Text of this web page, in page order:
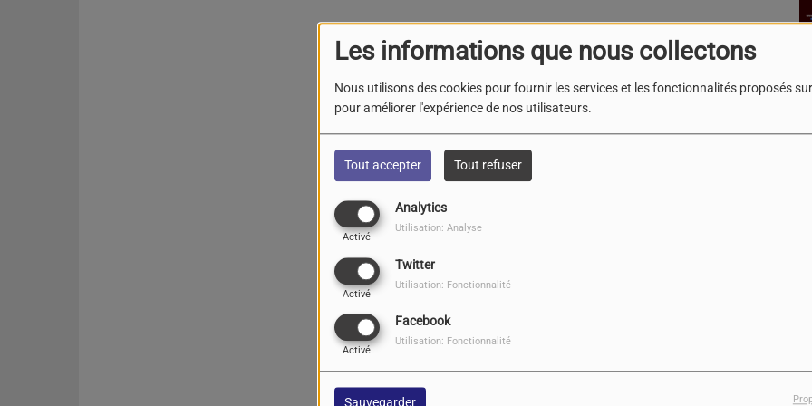
Les informations que nous collectons
Nous utilisons des cookies pour fournir les services et les fonctionnalités proposés
pour améliorer l'expérience de nos utilisateurs.
Tout accepter Tout refuser
Analytics
Activé
Utilisation: Analyse
Twitter
Activé
Utilisation: Fonctionnalité
Facebook
Activé
Utilisation: Fonctionnalité
Sauvegarder